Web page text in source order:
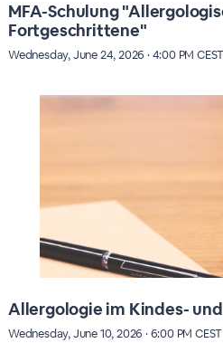
MFA-Schulung
Fortgeschrittene"
Wednesday, June 24, 2026 · 4:00 PM CEST
Allergologie im Kindes-
Wednesday, June 10, 2026 · 6:00 PM CEST